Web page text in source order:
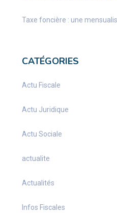
Taxe foncière : une
CATÉGORIES
Actu Fiscale
Actu Juridique
Actu Sociale
actualite
Actualités
Infos Fiscales